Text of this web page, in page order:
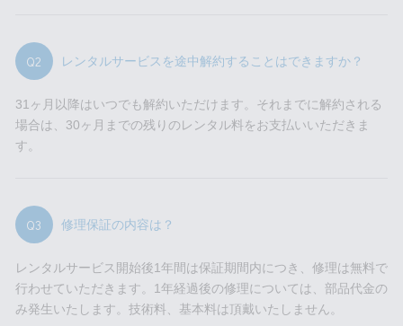
Q2 レンタルサービスを途中解約することはできますか？
31ヶ月以降はいつでも解約いただけます。それまでに解約される
場合は、30ヶ月までの残りのレンタル料をお支払いいただきま
す。
Q3 修理保証の内容は？
レンタルサービス開始後1年間は保証期間内につき、修理は無料で
行わせていただきます。1年経過後の修理については、部品代金の
み発生いたします。技術料、基本料は頂戴いたしません。